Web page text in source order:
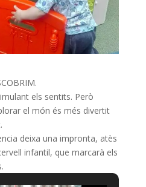
els sentits. Però
el món és més divertit
deixa una impronta, atès
infantil, que marcarà els